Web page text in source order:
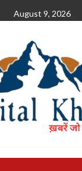
August 9, 2026